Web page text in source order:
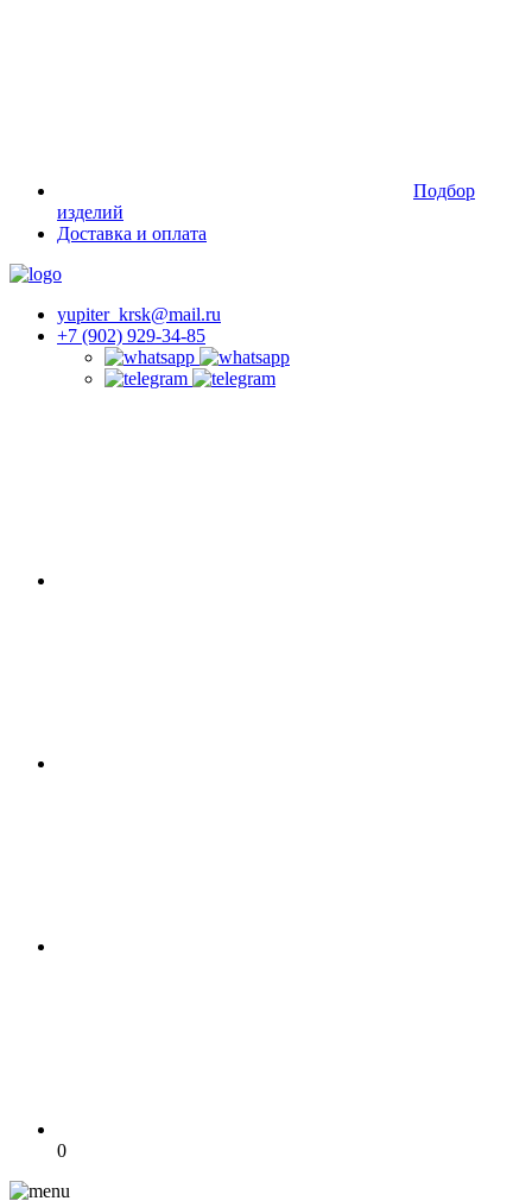
Подбор
изделий
Доставка и оплата
yupiter_krsk@mail.ru
+7 (902) 929-34-85
0